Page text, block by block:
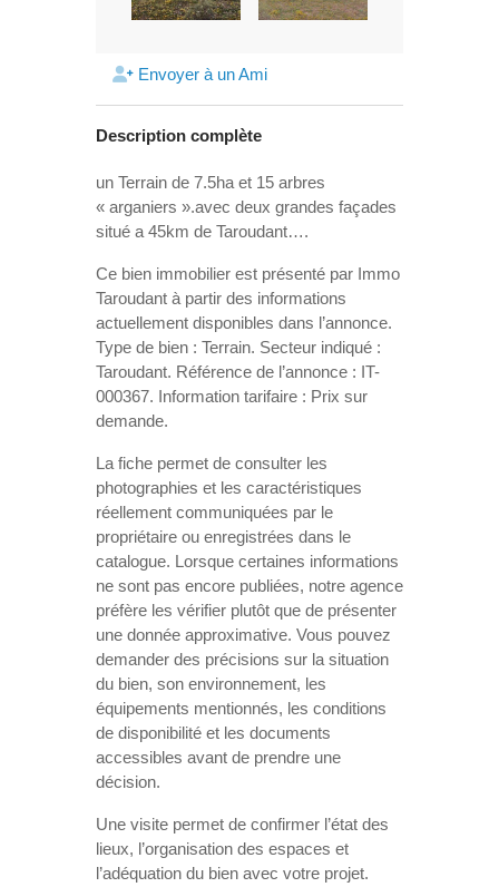
Envoyer à un Ami
Description complète
un Terrain de 7.5ha et 15 arbres
« arganiers ».avec deux grandes façades
situé a 45km de Taroudant….
Ce bien immobilier est présenté par Immo
Taroudant à partir des informations
actuellement disponibles dans l’annonce.
Type de bien : Terrain. Secteur indiqué :
Taroudant. Référence de l’annonce : IT-
000367. Information tarifaire : Prix sur
demande.
La fiche permet de consulter les
photographies et les caractéristiques
réellement communiquées par le
propriétaire ou enregistrées dans le
catalogue. Lorsque certaines informations
ne sont pas encore publiées, notre agence
préfère les vérifier plutôt que de présenter
une donnée approximative. Vous pouvez
demander des précisions sur la situation
du bien, son environnement, les
équipements mentionnés, les conditions
de disponibilité et les documents
accessibles avant de prendre une
décision.
Une visite permet de confirmer l’état des
lieux, l’organisation des espaces et
l’adéquation du bien avec votre projet.